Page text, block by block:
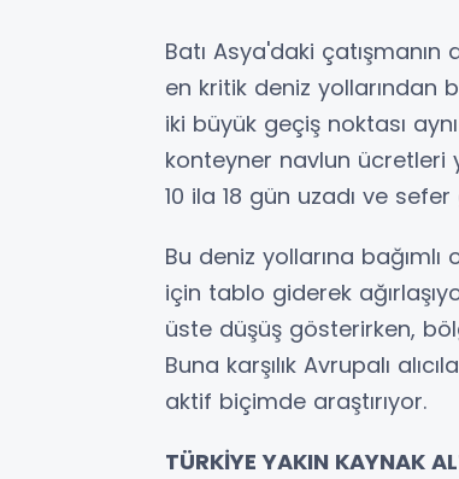
Batı Asya'daki çatışmanın
en kritik deniz yollarından
iki büyük geçiş noktası
konteyner navlun ücretleri
10 ila 18 gün uzadı ve
Bu deniz yollarına
için tablo giderek
üste düşüş gösterirken,
Buna karşılık Avrupalı
aktif biçimde araştırıyor.
TÜRKİYE YAKIN KAYNAK